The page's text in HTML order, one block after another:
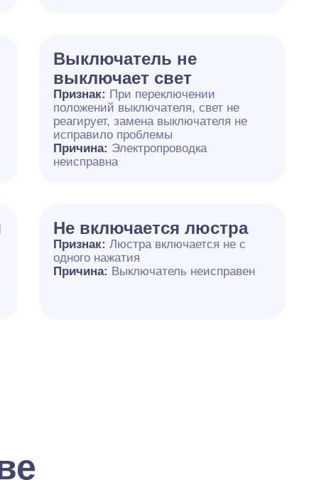
Выключатель не
выключает свет
Признак: При переключении
положений выключателя, свет не
реагирует, замена выключателя не
исправило проблемы
Причина: Электропроводка
неисправна
Не включается люстра
Признак: Люстра включается не с
одного нажатия
Причина: Выключатель неисправен